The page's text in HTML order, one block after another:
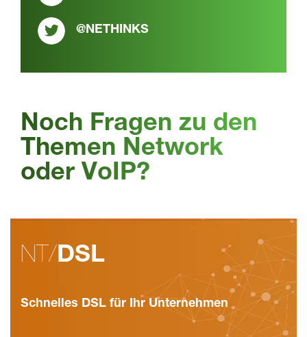
@NETHINKS
Noch Fragen zu den
Themen Network
oder VoIP?
NT/DSL
Schnelles DSL für Ihr Unternehmen